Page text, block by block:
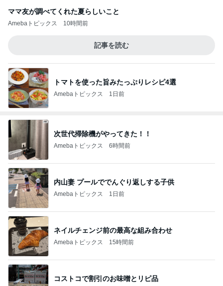
ママ友が調べてくれた夏らしいこと
Amebaトピックス 10時間前
記事を読む
トマトを使った旨みたっぷりレシピ4選
Amebaトピックス 1日前
次世代掃除機がやってきた！！
Amebaトピックス 6時間前
内山妻 プールででんぐり返しする子供
Amebaトピックス 1日前
ネイルチェンジ前の最高な組み合わせ
Amebaトピックス 15時間前
コストコで割引のお味噌とリピ品